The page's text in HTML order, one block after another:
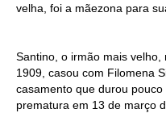
velha, foi a mãezona para
Santino, o irmão mais
1909, casou com Filomena
casamento que durou
prematura em 13 de março